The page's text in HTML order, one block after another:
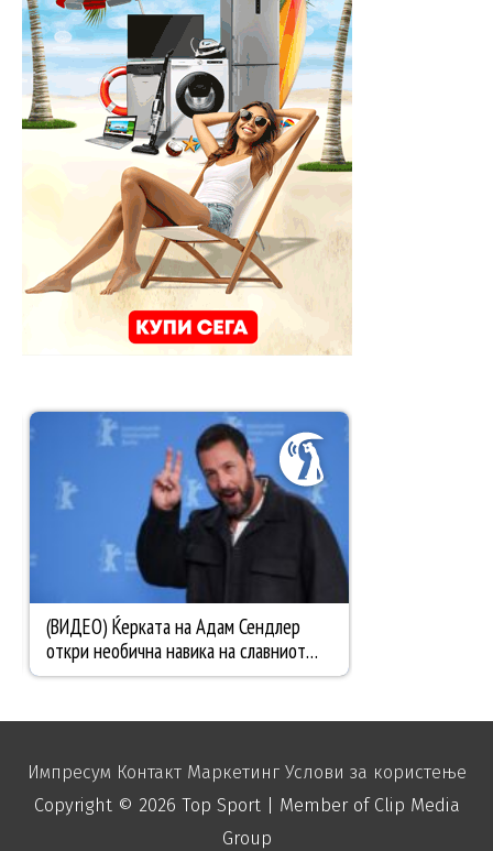
Импресум Контакт Маркетинг Услови за користење
Copyright © 2026 Top Sport| Member of Clip Media
Group